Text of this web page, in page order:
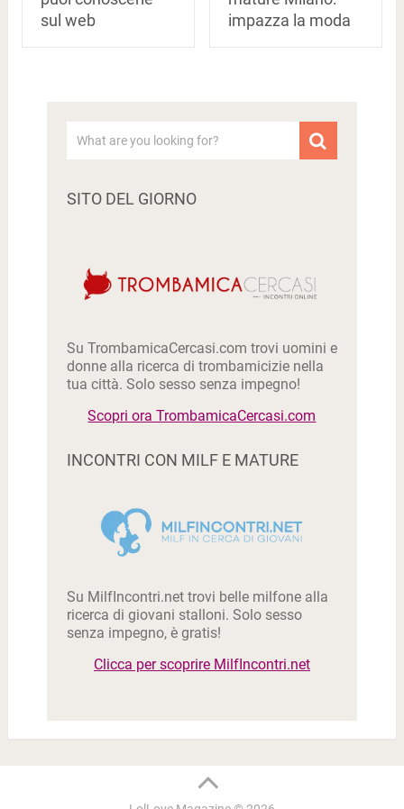
sul web
impazza la moda
SITO DEL GIORNO
Su TrombamicaCercasi.com trovi uomini e
donne alla ricerca di trombamicizie nella
tua città. Solo sesso senza impegno!
Scopri ora TrombamicaCercasi.com
INCONTRI CON MILF E MATURE
Su MilfIncontri.net trovi belle milfone alla
ricerca di giovani stalloni. Solo sesso
senza impegno, è gratis!
Clicca per scoprire MilfIncontri.net